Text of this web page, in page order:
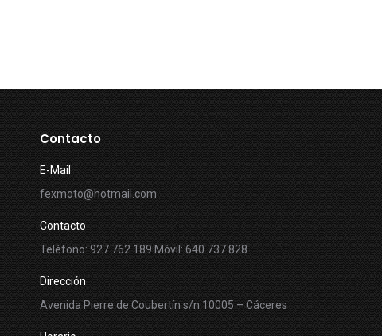
Contacto
E-Mail
fexmoto@hotmail.com
Contacto
Teléfono: 927 762 189 Móvil: 640 737 828
Dirección
Avenida Pierre de Coubertín s/n 10005 – Cáceres